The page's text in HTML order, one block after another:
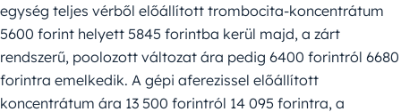
egység teljes vérből előállított trombocita-koncentrátum
5600 forint helyett 5845 forintba kerül majd, a zárt
rendszerű, poolozott változat ára pedig 6400 forintról 6680
forintra emelkedik. A gépi aferezissel előállított
koncentrátum ára 13 500 forintról 14 095 forintra, a